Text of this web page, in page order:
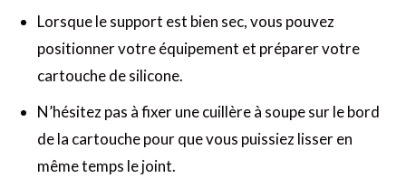
Lorsque le support est bien sec, vous pouvez
positionner votre équipement et préparer votre
cartouche de silicone.
N’hésitez pas à fixer une cuillère à soupe sur le bord
de la cartouche pour que vous puissiez lisser en
même temps le joint.